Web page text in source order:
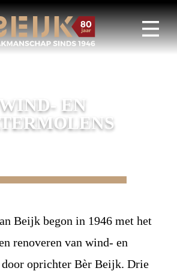
WIND- EN
Beijk begon in 1946 met het
renoveren van wind- en
oprichter Bèr Beijk. Drie